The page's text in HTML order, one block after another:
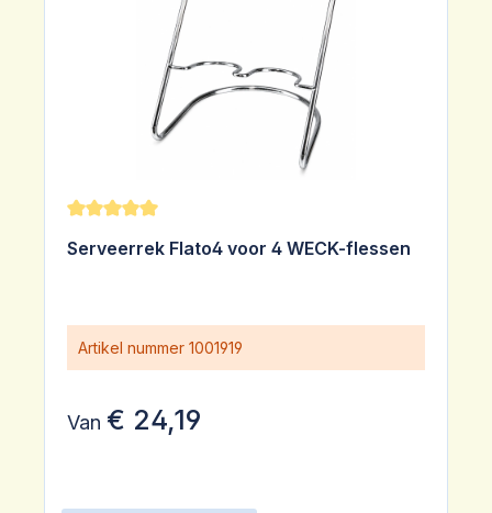
Gemiddelde waardering van 5 van 5 sterren
Serveerrek Flato4 voor 4 WECK-flessen
Artikel nummer 1001919
Van € 24,19